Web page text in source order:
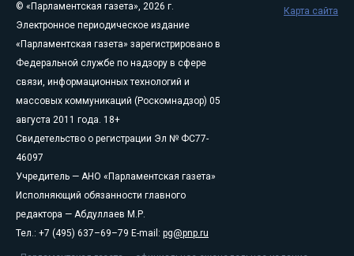
© «Парламентская газета», 2026 г.
Электронное периодическое издание
«Парламентская газета» зарегистрировано в
Федеральной службе по надзору в сфере
связи, информационных технологий и
массовых коммуникаций (Роскомнадзор) 05
августа 2011 года. 18+
Свидетельство о регистрации Эл № ФС77-
46097
Учредитель — АНО «Парламентская газета»
Исполняющий обязанности главного
редактора — Абдуллаев М.Р.
Тел.: +7 (495) 637–69–79 E-mail: pg@pnp.ru
Карта сайта